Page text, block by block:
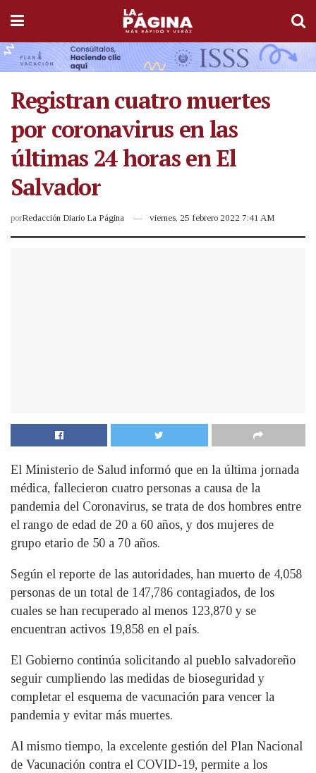
Registran cuatro muertes
por coronavirus en las
últimas 24 horas en El
Salvador
porRedacción Diario La Página viernes, 25 febrero 2022 7:41 AM
El Ministerio de Salud informó que en la última jornada
médica, fallecieron cuatro personas a causa de la
pandemia del Coronavirus, se trata de dos hombres entre
el rango de edad de 20 a 60 años, y dos mujeres de
grupo etario de 50 a 70 años.
Según el reporte de las autoridades, han muerto de 4,058
personas de un total de 147,786 contagiados, de los
cuales se han recuperado al menos 123,870 y se
encuentran activos 19,858 en el país.
El Gobierno continúa solicitando al pueblo salvadoreño
seguir cumpliendo las medidas de bioseguridad y
completar el esquema de vacunación para vencer la
pandemia y evitar más muertes.
Al mismo tiempo, la excelente gestión del Plan Nacional
de Vacunación contra el COVID-19, permite a los